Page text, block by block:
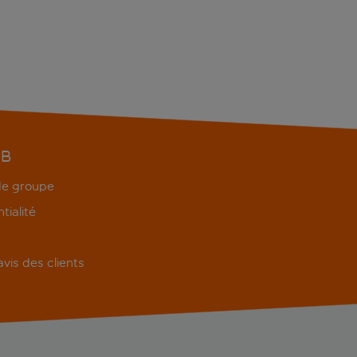
groupe
des clients